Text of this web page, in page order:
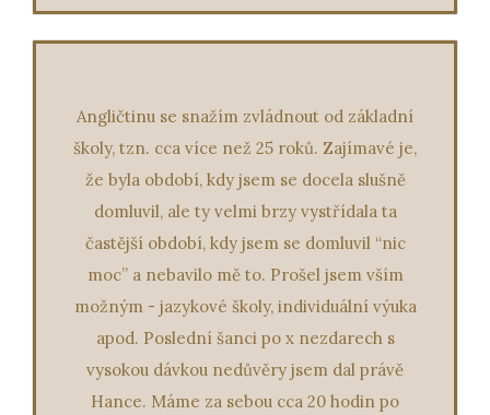
Angličtinu se snažím zvládnout od základní
školy, tzn. cca více než 25 roků. Zajímavé je,
že byla období, kdy jsem se docela slušně
domluvil, ale ty velmi brzy vystřídala ta
častější období, kdy jsem se domluvil “nic
moc” a nebavilo mě to. Prošel jsem vším
možným - jazykové školy, individuální výuka
apod. Poslední šanci po x nezdarech s
vysokou dávkou nedůvěry jsem dal právě
Hance. Máme za sebou cca 20 hodin po